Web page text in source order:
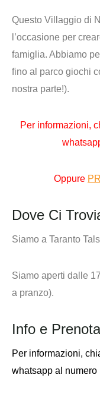
Questo Villaggio di
l’occasione per
famiglia. Abbiamo
fino al parco giochi
nostra parte!).
Per informazioni,
Oppure
Dove Ci
Siamo a Taranto
Siamo aperti dalle
a pranzo).
Info e
Per informazioni,
whatsapp al numero